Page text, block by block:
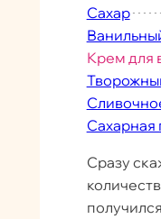
Сахар
Крем для
Сахарная
Сразу